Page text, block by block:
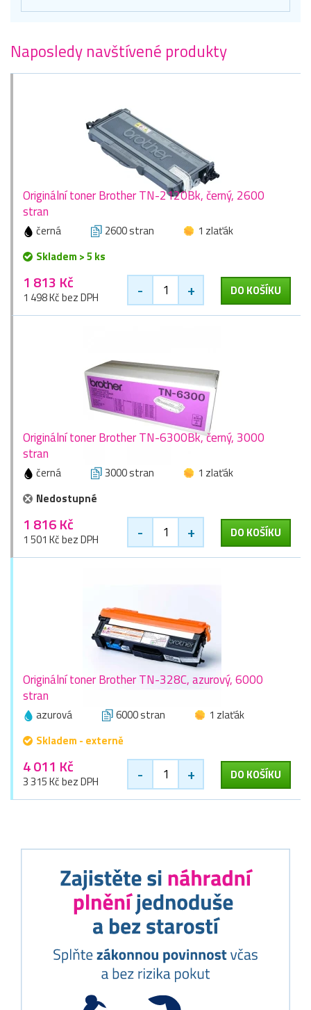
Naposledy navštívené produkty
Originální toner Brother TN-2120Bk, černý, 2600
stran
černá 2600 stran
1 zlaťák
Skladem > 5 ks
1 813 Kč
1 498 Kč bez DPH - + DO KOŠÍKU
Originální toner Brother TN-6300Bk, černý, 3000
stran
černá 3000 stran
1 zlaťák
Nedostupné
1 816 Kč
1 501 Kč bez DPH - + DO KOŠÍKU
Originální toner Brother TN-328C, azurový, 6000
stran
azurová 6000 stran
1 zlaťák
Skladem - externě
4 011 Kč
3 315 Kč bez DPH - + DO KOŠÍKU